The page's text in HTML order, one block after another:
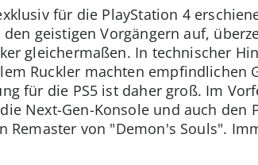
für die PlayStation 4
geistigen Vorgängern auf,
gleichermaßen. In technischer
Ruckler machten empfindlichen
für die PS5 ist daher groß. Im
Next-Gen-Konsole und auch den
Remaster von "Demon's Souls".